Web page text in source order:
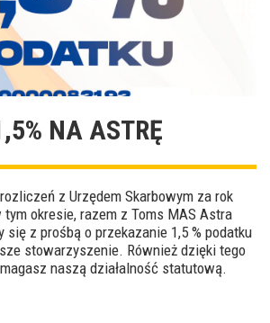
NA ASTRĘ
z Urzędem Skarbowym za rok
okresie, razem z Toms MAS Astra
się z prośbą o przekazanie 1,5 % podatku
stowarzyszenie. Również dzięki tego
naszą działalność statutową.